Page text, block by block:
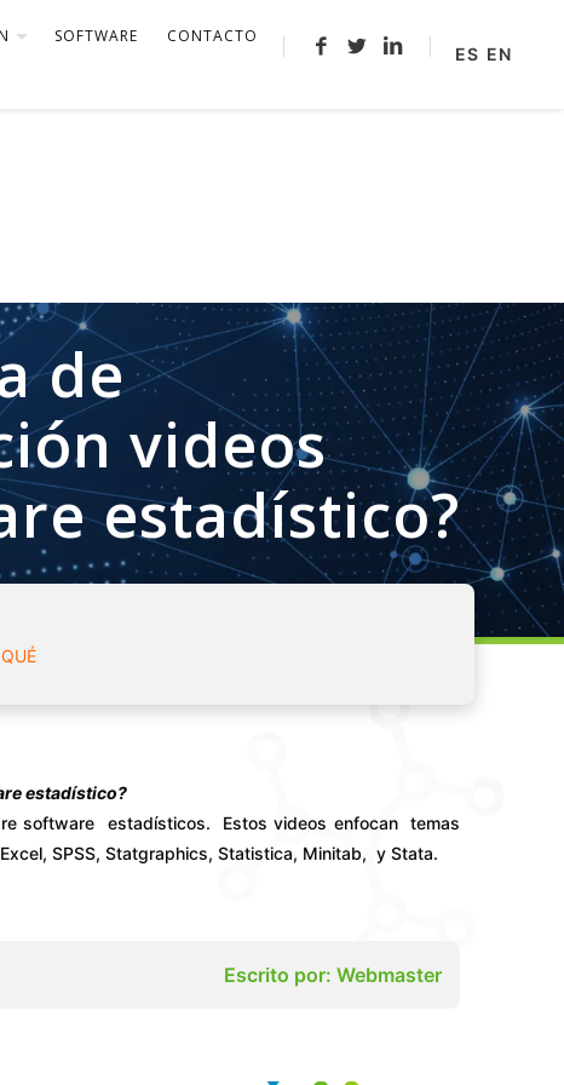
SOFTWARE
CONTACTO
ES EN
de
videos
estadístico?
software estadístico?
estadístico?
software estadísticos. Estos videos enfocan temas
SPSS, Statgraphics, Statistica, Minitab, y Stata.
Escrito por: Webmaster